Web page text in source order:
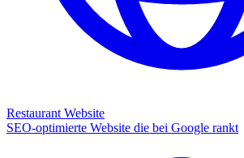
Restaurant Website
SEO-optimierte Website die bei Google rankt